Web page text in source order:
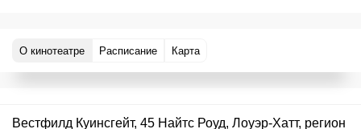
О кинотеатре Расписание Карта
Вестфилд Куинсгейт, 45 Найтс Роуд, Лоуэр-Хатт, регион